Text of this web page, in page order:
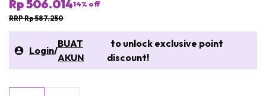
Rp 506.01414% off
RRP Rp 587.250
Login/
BUAT
AKUN
to unlock exclusive point
discount!